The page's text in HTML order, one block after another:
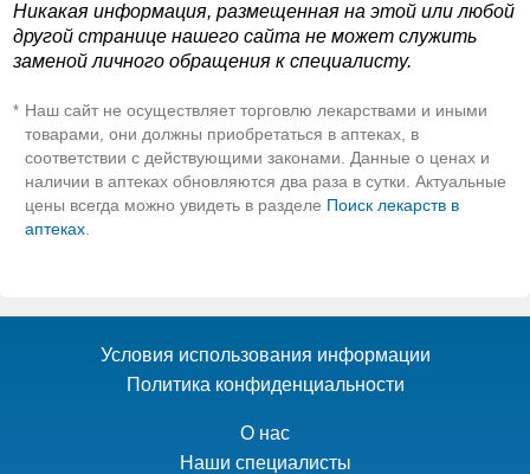
Никакая информация, размещенная на этой или любой
другой странице нашего сайта не может служить
заменой личного обращения к специалисту.
* Наш сайт не осуществляет торговлю лекарствами и иными
товарами, они должны приобретаться в аптеках, в
соответствии с действующими законами. Данные о ценах и
наличии в аптеках обновляются два раза в сутки. Актуальные
цены всегда можно увидеть в разделе Поиск лекарств в
аптеках.
Условия использования информации
Политика конфиденциальности
О нас
Наши специалисты